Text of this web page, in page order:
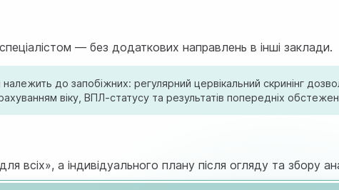
— без додаткових направлень в інші заклади.
до запобіжних: регулярний цервікальний скринінг
віку, ВПЛ-статусу та результатів попередніх
всіх», а індивідуального плану після огляду та збору